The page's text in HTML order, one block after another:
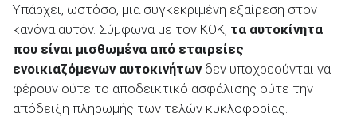
Υπάρχει, ωστόσο, μια συγκεκριμένη εξαίρεση στον
κανόνα αυτόν. Σύμφωνα με τον ΚΟΚ, τα αυτοκίνητα
που είναι μισθωμένα από εταιρείες
ενοικιαζόμενων αυτοκινήτωνδεν υποχρεούνται να
φέρουν ούτε το αποδεικτικό ασφάλισης ούτε την
απόδειξη πληρωμής των τελών κυκλοφορίας.